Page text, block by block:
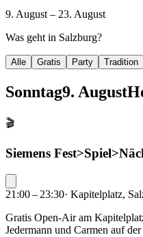
9. August – 23. August
Was geht in Salzburg?
Alle Gratis Party Tradition
Sonntag9. August
🎬
Siemens
21:00 – 23:30· Kapitelplatz,
Gratis Open-Air am
Jedermann und Carmen auf